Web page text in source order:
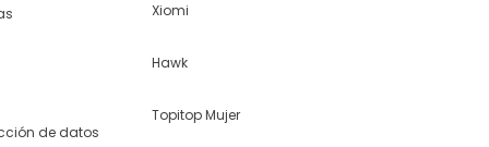
de datos
Xiomi
Hawk
Topitop Mujer